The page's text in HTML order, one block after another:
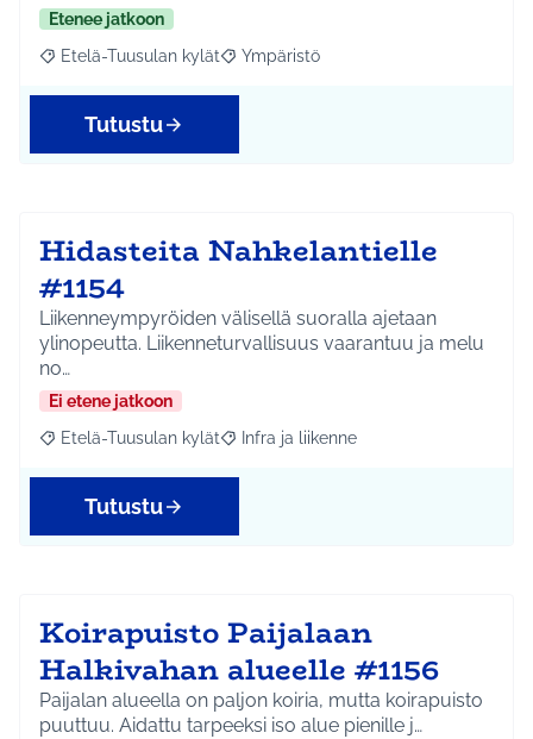
Etenee jatkoon
Rajaa tulokset aihepiirin mukaan: Etelä-Tuusulan kylät
Etelä-Tuusulan kylät Rajaa tulokset teeman mukaan:
Ympäristö
Tutustu
Hidasteita Nahkelantielle
#1154
Liikenneympyröiden välisellä suoralla ajetaan
ylinopeutta. Liikenneturvallisuus vaarantuu ja melu
no…
Ei etene jatkoon
Rajaa tulokset aihepiirin mukaan: Etelä-Tuusulan kylät
Etelä-Tuusulan kylät Rajaa tulokset teeman mukaan: Infra ja
Infra ja liikenne
Tutustu
Koirapuisto Paijalaan
Halkivahan alueelle #1156
Paijalan alueella on paljon koiria, mutta koirapuisto
puuttuu. Aidattu tarpeeksi iso alue pienille j…